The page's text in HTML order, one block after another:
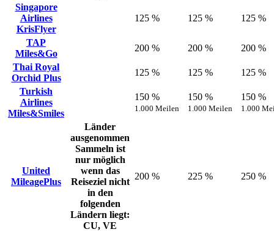
Singapore
Airlines
KrisFlyer
125 % 125 % 125 %
TAP
Miles&Go
200 % 200 %
200 %
Thai Royal
Orchid Plus
125 % 125 %
125 %
Turkish
Airlines
Miles&Smiles
150 %
1.000 Meilen
150 %
1.000 Meilen
150 %
1.000
United
MileagePlus
Länder
ausgenommen
Sammeln ist
nur möglich
wenn das
Reiseziel nicht
in den
folgenden
Ländern liegt:
CU, VE
200 % 225 % 250 %